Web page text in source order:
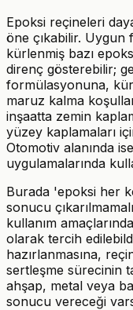
Epoksi reçineleri
öne çıkabilir. Uygun
kürlenmiş bazı
direnç gösterebilir;
formülasyonuna,
maruz kalma
inşaatta zemin
yüzey kaplamaları
Otomotiv alanında
uygulamalarında
Burada 'epoksi her
sonucu
kullanım
olarak tercih
hazırlanmasına,
sertleşme sürecinin
ahşap, metal veya
sonucu vereceği